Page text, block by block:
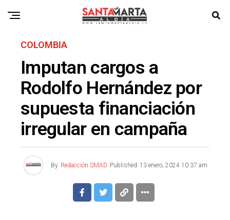
COLOMBIA
Imputan cargos a
Rodolfo Hernández por
supuesta financiación
irregular en campaña
By Redacción SMAD Published 13 enero, 2024 10:37 am